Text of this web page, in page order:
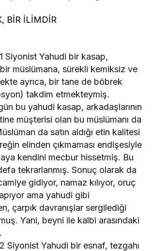
BİR İLİMDİR
Siyonist Yahudi bir kasap,
müslümana, sürekli kemiksiz ve
ayrıca, bir tane de böbrek
takdim etmekteymiş.
bu yahudi kasap, arkadaşlarının
müşterisi olan bu müslümanı da
da satın aldığı etin kalitesi
elinden çıkmaması endişesiyle
kendini mecbur hissetmiş. Bu
tekrarlanmış. Sonuç olarak da
gidiyor, namaz kılıyor, oruç
ama yahudi gibi
çarpık davranışlar sergilediği
Yani, beyni ile kalbi arasındaki
Siyonist Yahudi bir esnaf, tezgahı